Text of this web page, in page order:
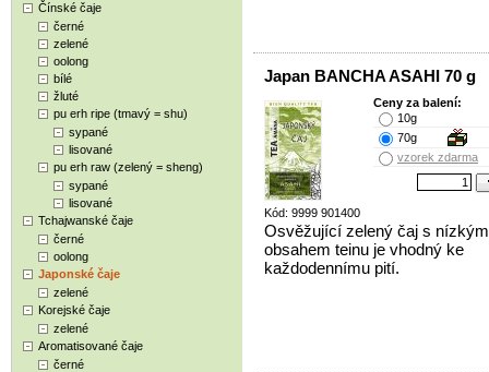
Čínské čaje
černé
zelené
oolong
bílé
žluté
pu erh ripe (tmavý = shu)
sypané
lisované
pu erh raw (zelený = sheng)
sypané
lisované
Tchajwanské čaje
černé
oolong
Japonské čaje
zelené
Korejské čaje
zelené
Aromatisované čaje
černé
Japan BANCHA ASAHI 70 g
Kód: 9999 901400
Ceny za balení:
10g
70g
vzorek zdarma
Osvěžující zelený čaj s nízkým
obsahem teinu je vhodný ke
každodennímu pití.